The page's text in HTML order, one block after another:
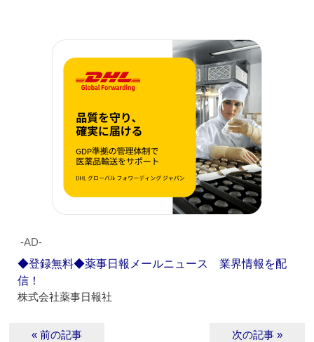
‐AD‐
◆登録無料◆薬事日報メールニュース 業界情報を配
信！
株式会社薬事日報社
« 前の記事 次の記事 »